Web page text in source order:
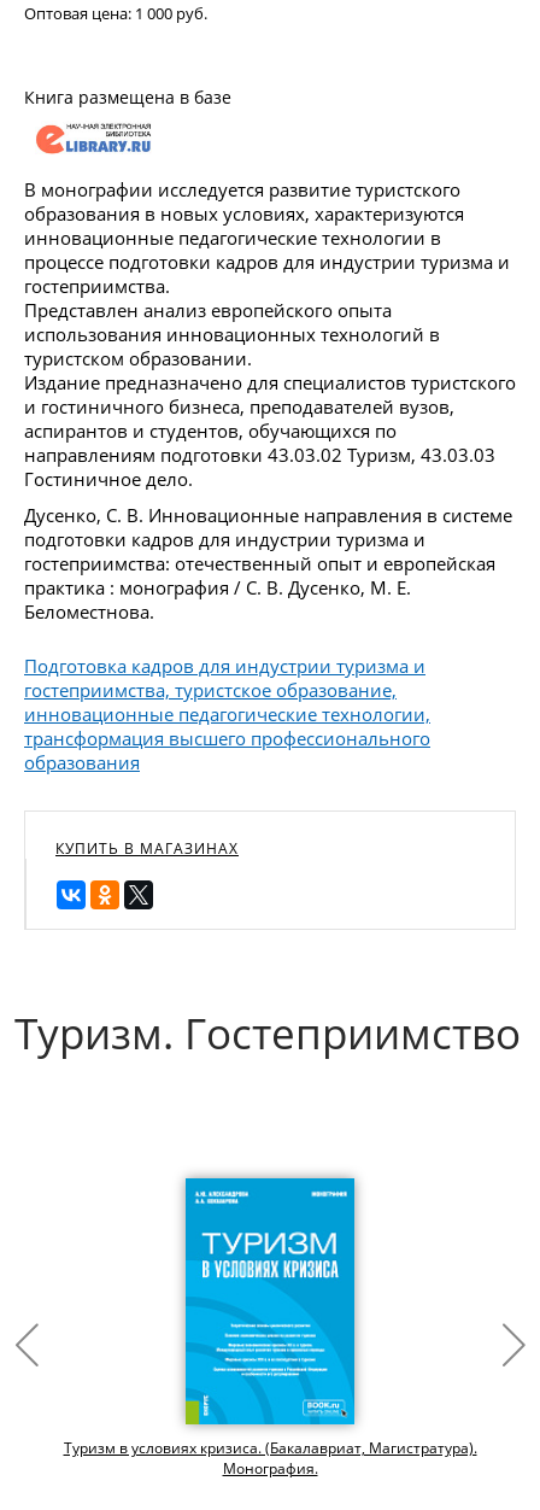
Оптовая цена: 1 000 руб.
Книга размещена в базе
В монографии исследуется развитие туристского
образования в новых условиях, характеризуются
инновационные педагогические технологии в
процессе подготовки кадров для индустрии туризма и
гостеприимства.
Представлен анализ европейского опыта
использования инновационных технологий в
туристском образовании.
Издание предназначено для специалистов туристского
и гостиничного бизнеса, преподавателей вузов,
аспирантов и студентов, обучающихся по
направлениям подготовки 43.03.02 Туризм, 43.03.03
Гостиничное дело.
Дусенко, С. В. Инновационные направления в системе
подготовки кадров для индустрии туризма и
гостеприимства: отечественный опыт и европейская
практика : монография / С. В. Дусенко, М. Е.
Беломестнова.
Подготовка кадров для индустрии туризма и
гостеприимства, туристское образование,
инновационные педагогические технологии,
трансформация высшего профессионального
образования
КУПИТЬ В МАГАЗИНАХ
Туризм. Гостеприимство
Туризм в условиях кризиса. (Бакалавриат, Магистратура).
Монография.